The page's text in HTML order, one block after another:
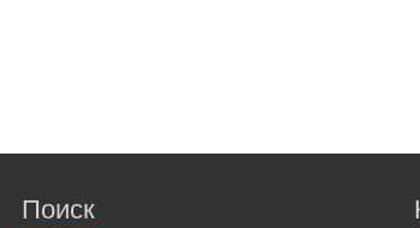
Поиск